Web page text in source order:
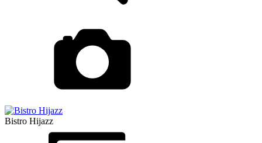
Bistro Hijazz